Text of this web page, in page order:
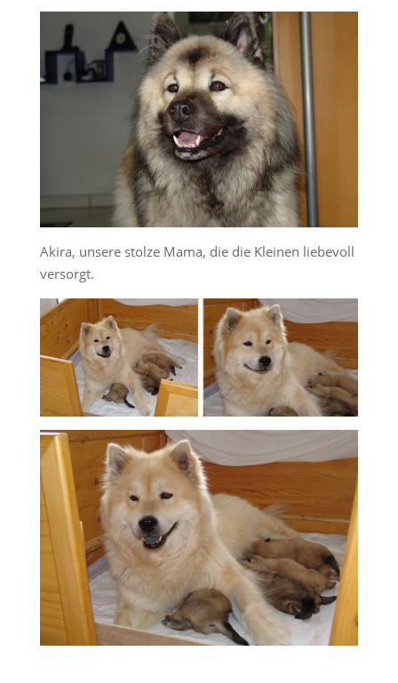
Akira, unsere stolze Mama, die die Kleinen liebevoll
versorgt.